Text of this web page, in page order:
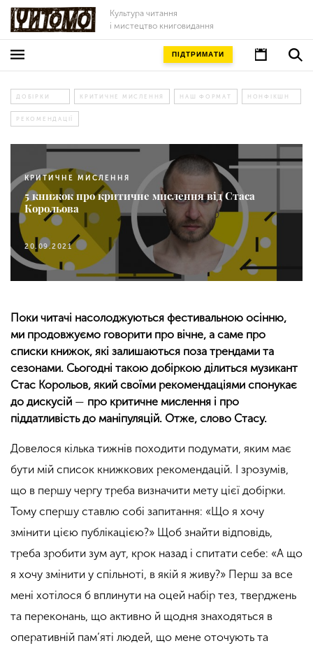
Культура читання
і мистецтво книговидання
ПІДТРИМАТИ
ДОБІРКИ КРИТИЧНЕ МИСЛЕННЯ НАШ ФОРМАТ НОНФІКШН
РЕКОМЕНДАЦІЇ
КРИТИЧНЕ МИСЛЕННЯ
5 книжок про критичне мислення від Стаса
Корольова
20.09.2021
Поки читачі насолоджуються фестивальною осінню,
ми продовжуємо говорити про вічне, а саме про
списки книжок, які залишаються поза трендами та
сезонами. Сьогодні такою добіркою ділиться музикант
Стас Корольов, який своїми рекомендаціями спонукає
до дискусій — про критичне мислення і про
піддатливість до маніпуляцій. Отже, слово Стасу.
Довелося кілька тижнів походити подумати, яким має
бути мій список книжкових рекомендацій. І зрозумів,
що в першу чергу треба визначити мету цієї добірки.
Тому спершу ставлю собі запитання: «Що я хочу
змінити цією публікацією?» Щоб знайти відповідь,
треба зробити зум аут, крок назад і спитати себе: «А що
я хочу змінити у спільноті, в якій я живу?» Перш за все
мені хотілося б вплинути на оцей набір тез, тверджень
та переконань, що активно й щодня знаходяться в
оперативній пам’яті людей, що мене оточують та